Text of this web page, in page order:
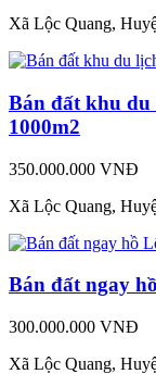
Xã Lộc Quang,
Bán đất khu du
1000m2
350.000.000 VNĐ
Xã Lộc Quang,
Bán đất ngay
300.000.000 VNĐ
Xã Lộc Quang,